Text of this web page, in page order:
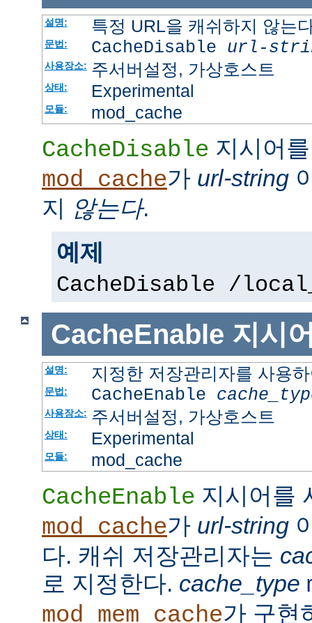
설명: 특정 URL을 캐쉬하지 않는
문법: CacheDisable url-
사용장소: 주서버설정, 가상호스트
상태: Experimental
모듈: mod_cache
CacheDisable 지시어
mod_cache가 url-string
지 않는다.
예제
CacheDisable /
CacheEnable 지시
설명: 지정한 저장관리자를 사용
문법: CacheEnable
사용장소: 주서버설정, 가상호스트
상태: Experimental
모듈: mod_cache
CacheEnable 지시어를
mod_cache가 url-string
다. 캐쉬 저장관리자는
로 지정한다. cache_type
mod_mem_cache가 구현